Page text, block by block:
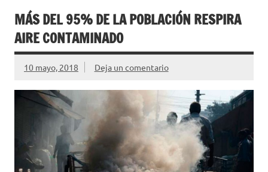
MÁS DEL 95% DE LA POBLACIÓN RESPIRA
AIRE CONTAMINADO
10 mayo, 2018 Deja un comentario